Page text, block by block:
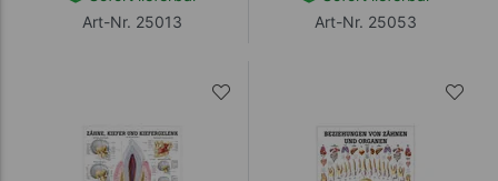
Art-Nr. 25013
Art-Nr. 25053